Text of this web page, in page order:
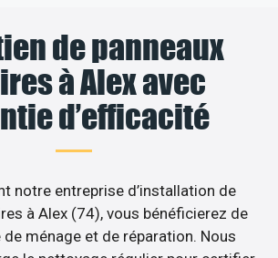
de panneaux
à Alex avec
d’efficacité
notre entreprise d’installation de
à Alex (74), vous bénéficierez de
ménage et de réparation. Nous